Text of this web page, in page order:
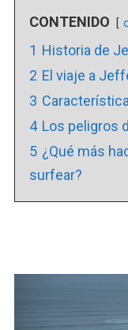
CONTENIDO
1 Historia de
2 El viaje a
3
4 Los peligros
5 ¿Qué más
surfear?